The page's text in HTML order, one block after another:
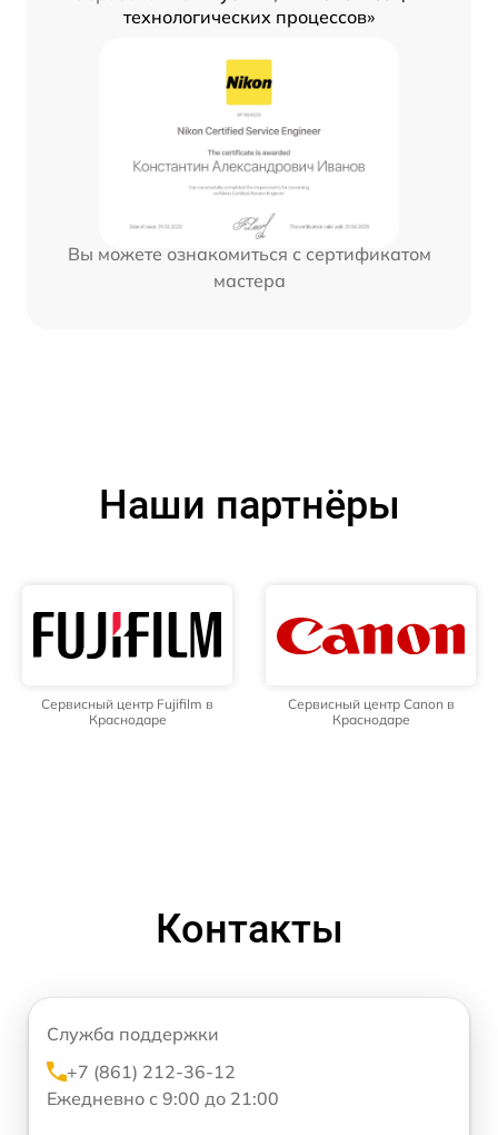
технологических процессов»
Вы можете ознакомиться с сертификатом
мастера
Наши партнёры
Сервисный центр Fujifilm в
Краснодаре
Сервисный центр Canon в
Краснодаре
Контакты
Служба поддержки
+7 (861) 212-36-12
Ежедневно с 9:00 до 21:00